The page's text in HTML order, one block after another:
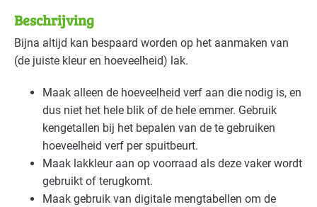
Industrie - hout en meubel
Industrie - metalektro Basis
Beschrijving
Bijna altijd kan bespaard worden op het aanmaken van
(de juiste kleur en hoeveelheid) lak.
Maak alleen de hoeveelheid verf aan die nodig is, en
dus niet het hele blik of de hele emmer. Gebruik
kengetallen bij het bepalen van de te gebruiken
hoeveelheid verf per spuitbeurt.
Maak lakkleur aan op voorraad als deze vaker wordt
gebruikt of terugkomt.
Maak gebruik van digitale mengtabellen om de